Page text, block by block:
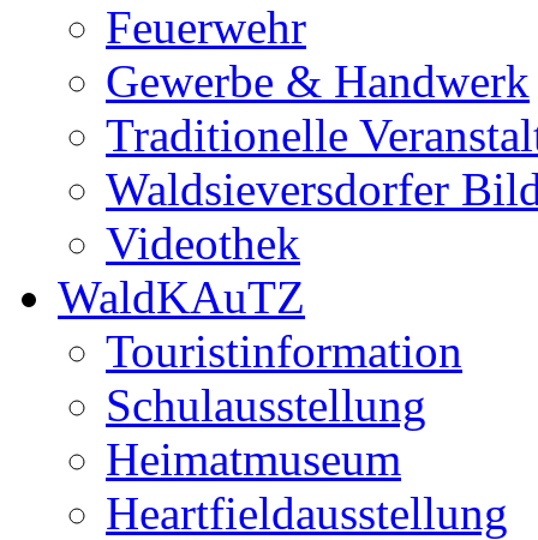
Feuerwehr
Gewerbe & Handwerk
Traditionelle
Waldsieversdorfer
Videothek
WaldKAuTZ
Touristinformation
Schulausstellung
Heimatmuseum
Heartfieldausstellung